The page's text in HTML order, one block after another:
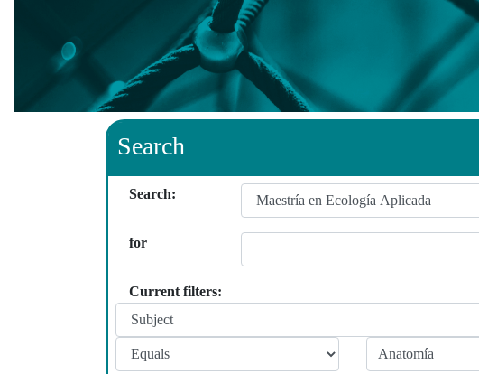
Search
Search:
for
Current filters: